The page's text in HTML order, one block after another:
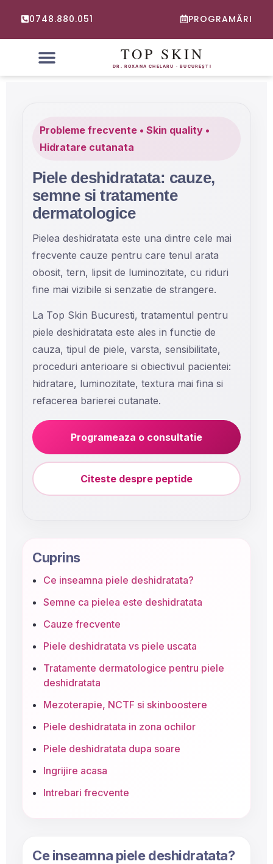
0748.880.051 PROGRAMĂRI
Probleme frecvente • Skin quality •
Hidratare cutanata
Piele deshidratata: cauze,
semne si tratamente
dermatologice
Pielea deshidratata este una dintre cele mai
frecvente cauze pentru care tenul arata
obosit, tern, lipsit de luminozitate, cu riduri
fine mai vizibile si senzatie de strangere.
La Top Skin Bucuresti, tratamentul pentru
piele deshidratata este ales in functie de
cauza, tipul de piele, varsta, sensibilitate,
proceduri anterioare si obiectivul pacientei:
hidratare, luminozitate, textura mai fina si
refacerea barierei cutanate.
Programeaza o consultatie
Citeste despre peptide
Cuprins
Ce inseamna piele deshidratata?
Semne ca pielea este deshidratata
Cauze frecvente
Piele deshidratata vs piele uscata
Tratamente dermatologice pentru piele
deshidratata
Mezoterapie, NCTF si skinboostere
Piele deshidratata in zona ochilor
Piele deshidratata dupa soare
Ingrijire acasa
Intrebari frecvente
Ce inseamna piele deshidratata?